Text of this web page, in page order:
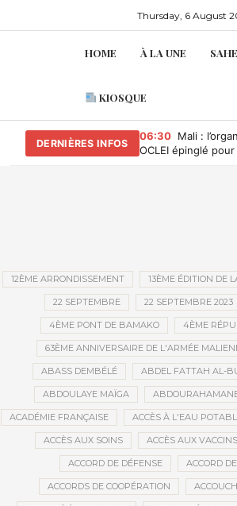
Thursday, 6 August
HOME À LA UNE
KIOSQUE
DERNIÈRES INFOS
06:30 Mali :
OCLEI épinglé
12ÈME ARRONDISSEMENT 13ÈME ÉDITION DE
22 SEPTEMBRE 22 SEPTEMBRE 2023
4ÈME PONT DE BAMAKO 4ÈME
63ÈME ANNIVERSAIRE DE L'ARMÉE
ABASS DEMBÉLÉ ABDEL FATTAH AL-
ABDOULAYE MAÏGA
ACADÉMIE FRANÇAISE ACCÈS À L'EAU
ACCÈS AUX SOINS ACCÈS AUX VACCINS
ACCORD DE DÉFENSE ACCORD
ACCORDS DE COOPÉRATION